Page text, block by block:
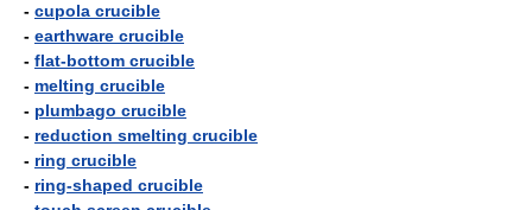
- cupola crucible
- earthware crucible
- flat-bottom crucible
- melting crucible
- plumbago crucible
- reduction smelting crucible
- ring crucible
- ring-shaped crucible